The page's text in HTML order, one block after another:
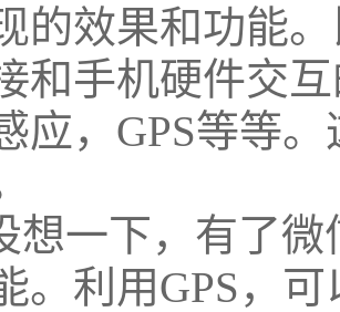
的效果和功能
和手机硬件交
应，GPS等等
想一下，有了
。利用GPS，